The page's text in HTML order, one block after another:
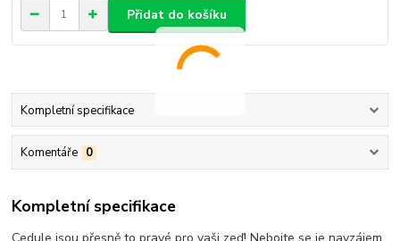
Přidat do košíku
Kompletní specifikace
Komentáře 0
Kompletní specifikace